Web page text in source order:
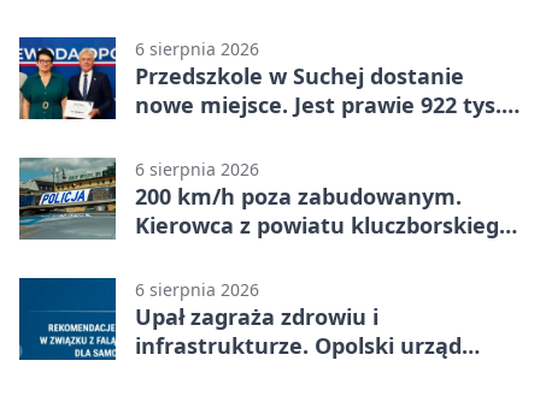
6 sierpnia 2026
Przedszkole w Suchej dostanie
nowe miejsce. Jest prawie 922 tys.
6 sierpnia 2026
200 km/h poza zabudowanym.
Kierowca z powiatu kluczborskiego
6 sierpnia 2026
Upał zagraża zdrowiu i
infrastrukturze. Opolski urząd